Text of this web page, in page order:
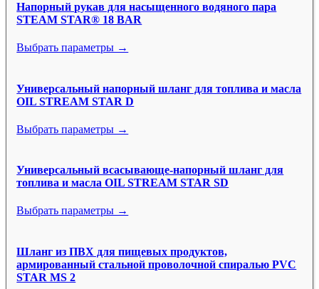
Напорный рукав для насыщенного водяного пара
STEAM STAR® 18 BAR
Выбрать параметры →
Универсальный напорный шланг для топлива и масла
OIL STREAM STAR D
Выбрать параметры →
Универсальный всасывающе-напорный шланг для
топлива и масла OIL STREAM STAR SD
Выбрать параметры →
Шланг из ПВХ для пищевых продуктов,
армированный стальной проволочной спиралью PVC
STAR MS 2